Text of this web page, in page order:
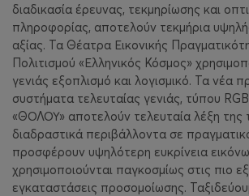
διαδικασία έρευνας, τεκμηρίωσης και
πληροφορίας, αποτελούν τεκμήρια
αξίας. Τα Θέατρα Εικονικής
Πολιτισμού «Ελληνικός Κόσμος»
γενιάς εξοπλισμό και λογισμικό. Τα νέα
συστήματα τελευταίας γενιάς, τύπου
«ΘΟΛΟΥ» αποτελούν τελευταία λέξη της
διαδραστικά περιβάλλοντα σε
προσφέρουν υψηλότερη ευκρίνεια
χρησιμοποιούνται παγκοσμίως στις πιο
εγκαταστάσεις προσομοίωσης.